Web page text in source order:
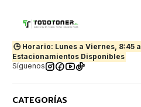
🕒 Horario: Lunes a Viernes, 8:45 a
Estacionamientos Disponibles
Síguenos
CATEGORÍAS